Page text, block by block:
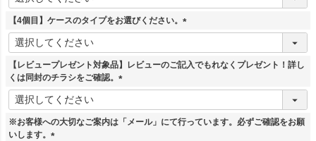
須
【4個目】ケースのタイプをお選びください。
(
須
【レビュープレゼント対象品】レビューのご記入でもれなくプレゼント！詳し
くは同封のチラシをご確認。
(
須
※お客様への大切なご案内は「メール」にて行っています。必ずご確認をお願
いします。